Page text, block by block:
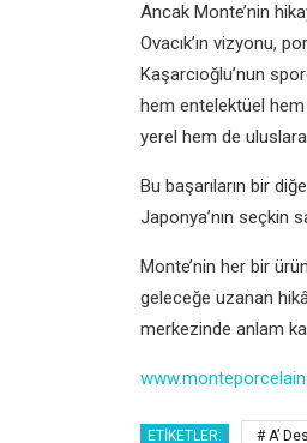
Ancak Monte’nin
Ovacık’ın vizyonu,
Kaşarcıoğlu’nun
hem entelektüel hem
yerel hem de
Bu başarıların bir
Japonya’nın seçkin
Monte’nin her bir
geleceğe uzanan
merkezinde anlam
ETIKETLER: # A’